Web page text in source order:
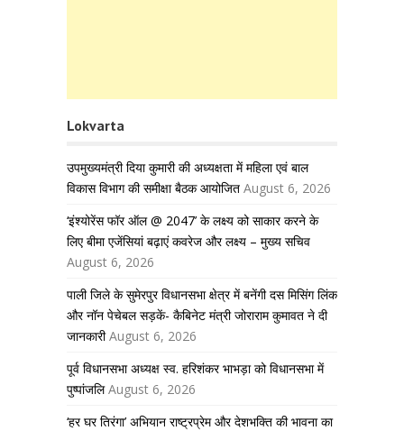
Lokvarta
उपमुख्यमंत्री दिया कुमारी की अध्यक्षता में महिला एवं बाल
विकास विभाग की समीक्षा बैठक आयोजित August 6, 2026
‘इंश्योरेंस फॉर ऑल @ 2047’ के लक्ष्य को साकार करने के
लिए बीमा एजेंसियां बढ़ाएं कवरेज और लक्ष्य – मुख्य सचिव
August 6, 2026
पाली जिले के सुमेरपुर विधानसभा क्षेत्र में बनेंगी दस मिसिंग लिंक
और नॉन पेचेबल सड़कें- कैबिनेट मंत्री जोराराम कुमावत ने दी
जानकारी August 6, 2026
पूर्व विधानसभा अध्यक्ष स्व. हरिशंकर भाभड़ा को विधानसभा में
पुष्पांजलि August 6, 2026
‘हर घर तिरंगा’ अभियान राष्ट्रप्रेम और देशभक्ति की भावना का